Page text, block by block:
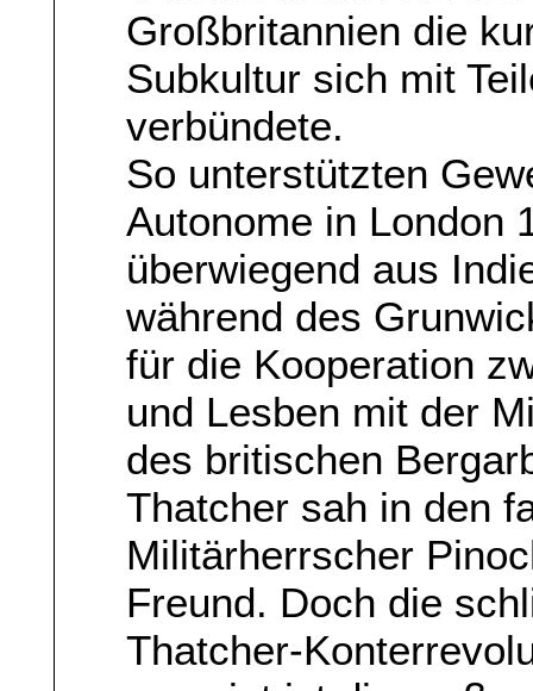
Großbritannien die
Subkultur sich mit
verbündete.
So unterstützten
Autonome in London
überwiegend aus
während des
für die Kooperation
und Lesben mit der
des britischen
Thatcher sah in den
Militärherrscher
Freund. Doch die
Thatcher-